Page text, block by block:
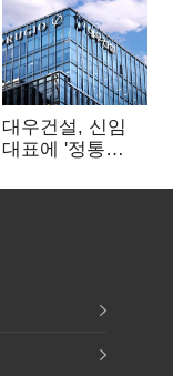
대우건설, 신임
대표에 '정통
부사장 내정